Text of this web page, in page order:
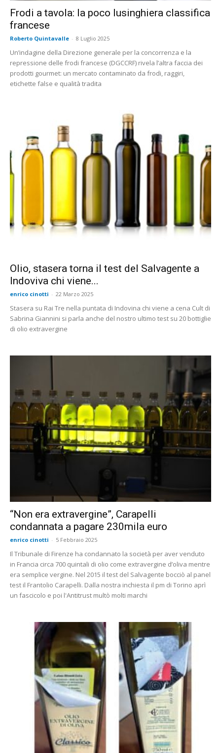
Frodi a tavola: la poco lusinghiera classifica
francese
Roberto Quintavalle - 8 Luglio 2025
Un’indagine della Direzione generale per la concorrenza e la
repressione delle frodi francese (DGCCRF) rivela l’altra faccia dei
prodotti gourmet: un mercato contaminato da frodi, raggiri,
etichette false e qualità tradita
Olio, stasera torna il test del Salvagente a
Indoviva chi viene...
enrico cinotti - 22 Marzo 2025
Stasera su Rai Tre nella puntata di Indovina chi viene a cena Cult di
Sabrina Giannini si parla anche del nostro ultimo test su 20 bottiglie
di olio extravergine
“Non era extravergine”, Carapelli
condannata a pagare 230mila euro
enrico cinotti - 5 Febbraio 2025
Il Tribunale di Firenze ha condannato la società per aver venduto
in Francia circa 700 quintali di olio come extravergine d’oliva mentre
era semplice vergine. Nel 2015 il test del Salvagente bocciò al panel
test il Frantolio Carapelli. Dalla nostra inchiesta il pm di Torino aprì
un fascicolo e poi l'Antitrust multò molti marchi